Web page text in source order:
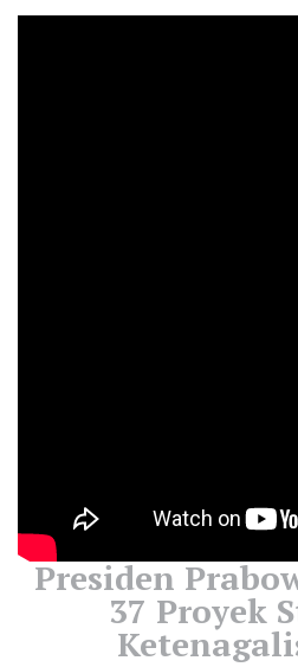
Presiden
37 Proyek